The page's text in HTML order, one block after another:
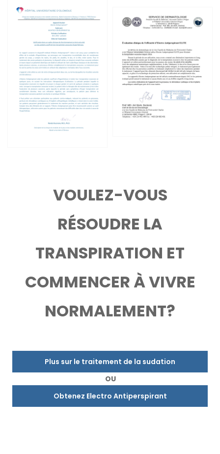
VOULEZ-VOUS
RÉSOUDRE LA
TRANSPIRATION ET
COMMENCER À VIVRE
NORMALEMENT?
Plus sur le traitement de la sudation
OU
Obtenez Electro Antiperspirant